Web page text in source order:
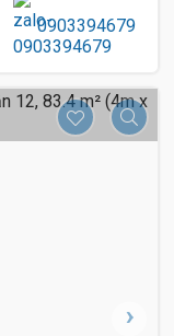
0903394679